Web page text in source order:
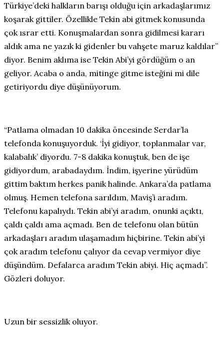
Türkiye’deki halkların barışı olduğu için arkadaşlarımız
koşarak gittiler. Özellikle Tekin abi gitmek konusunda
çok ısrar etti. Konuşmalardan sonra gidilmesi kararı
aldık ama ne yazık ki gidenler bu vahşete maruz kaldılar”
diyor. Benim aklıma ise Tekin Abi’yi gördüğüm o an
geliyor. Acaba o anda, mitinge gitme isteğini mi dile
getiriyordu diye düşünüyorum.
“Patlama olmadan 10 dakika öncesinde Serdar’la
telefonda konuşuyorduk. ‘İyi gidiyor, toplanmalar var,
kalabalık’ diyordu. 7-8 dakika konuştuk, ben de işe
gidiyordum, arabadaydım. İndim, işyerine yürüdüm
gittim baktım herkes panik halinde. Ankara’da patlama
olmuş. Hemen telefona sarıldım, Maviş’i aradım.
Telefonu kapalıydı. Tekin abi’yi aradım, onunki açıktı,
çaldı çaldı ama açmadı. Ben de telefonu olan bütün
arkadaşları aradım ulaşamadım hiçbirine. Tekin abi’yi
çok aradım telefonu çalıyor da cevap vermiyor diye
düşündüm. Defalarca aradım Tekin abiyi. Hiç açmadı”.
Gözleri doluyor.
Uzun bir sessizlik oluyor.